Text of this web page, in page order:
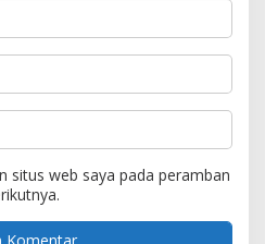
situs web saya pada peramban